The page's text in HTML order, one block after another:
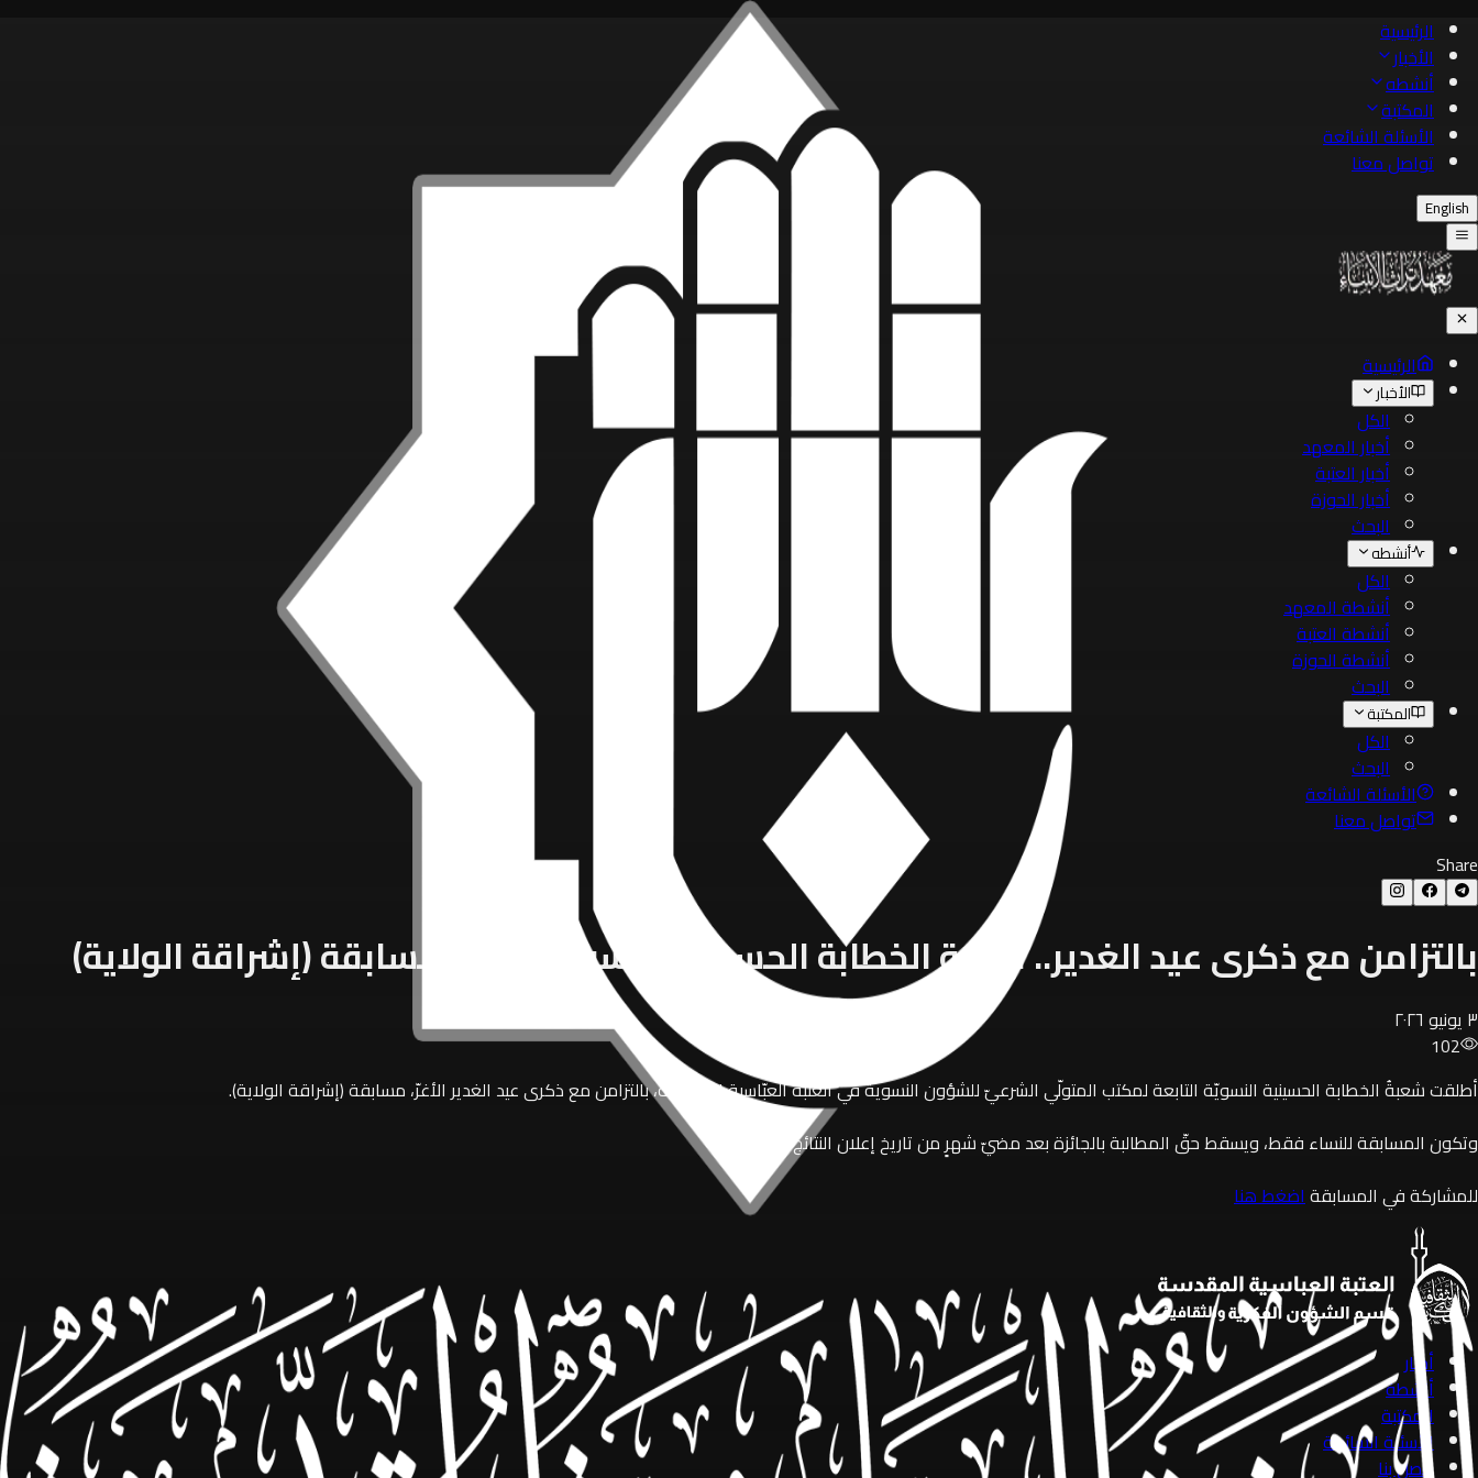
الرئيسية
الأخبار
أنشطه
المكتبة
الأسئلة الشائعة
تواصل معنا
English
الرئيسية
الأخبار
الكل
أخبار المعهد
أخبار العتبة
أخبار الحوزة
البحث
أنشطه
الكل
أنشطة المعهد
أنشطة العتبة
أنشطة الحوزة
البحث
المكتبة
الكل
البحث
الأسئلة الشائعة
تواصل معنا
Share
بالتزامن مع ذكرى عيد الغدير.. شعبة الخطابة الحسينية النسوية تطلق مسابقة (إشراقة الولاية)
٣ يونيو ٢٠٢٦
102
أطلقت شعبةُ الخطابة الحسينية النسويّة التابعة لمكتب المتولّي الشرعيّ للشؤون النسوية في العتبة العبّاسية المقدّسة، بالتزامن مع ذكرى عيد الغدير الأغرّ، مسابقة (إشراقة الولاية).
وتكون المسابقة للنساء فقط، ويسقط حقّ المطالبة بالجائزة بعد مضيّ شهرٍ من تاريخ إعلان النتائج.
للمشاركة في المسابقةاضغط هنا
أخبار
أنشطة
المكتبة
الأسئلة الشائعة
اتصل بنا